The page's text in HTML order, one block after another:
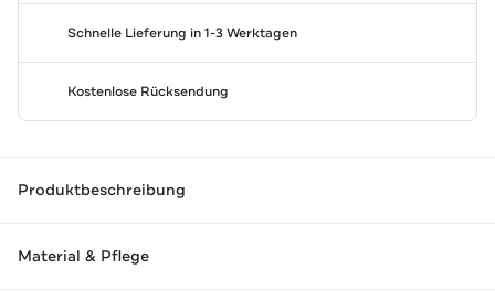
Schnelle Lieferung in 1-3 Werktagen
Kostenlose Rücksendung
Produktbeschreibung
Material & Pflege